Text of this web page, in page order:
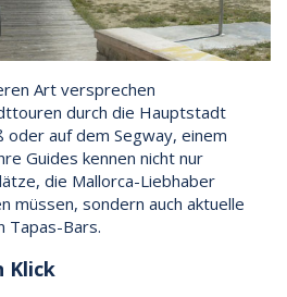
Art versprechen
durch die Hauptstadt
oder auf dem Segway, einem
Guides kennen nicht nur
die Mallorca-Liebhaber
müssen, sondern auch aktuelle
Tapas-Bars.
Klick